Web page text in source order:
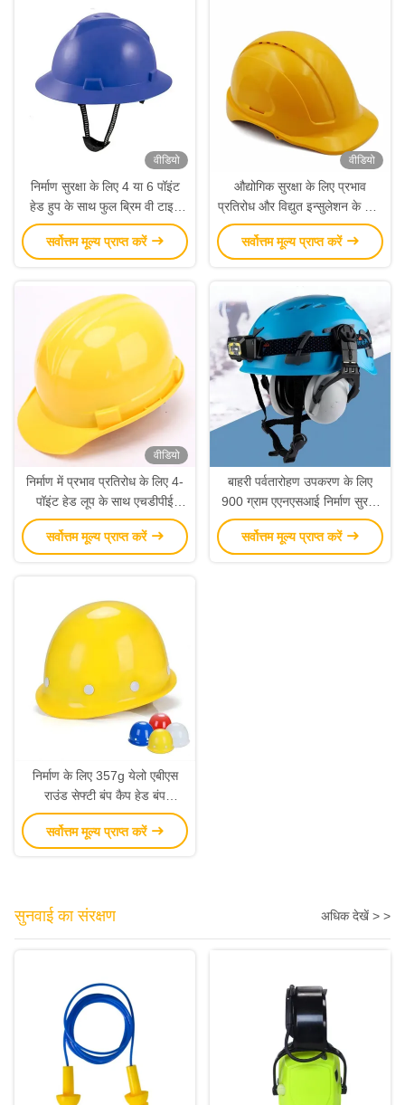
वीडियो
निर्माण सुरक्षा के लिए 4 या 6 पॉइंट
हेड हुप के साथ फुल ब्रिम वी टाइप
एबीएस प्रोटेक्टिव हार्ड हैट
सर्वोत्तम मूल्य प्राप्त करें
वीडियो
औद्योगिक सुरक्षा के लिए प्रभाव
प्रतिरोध और विद्युत इन्सुलेशन के साथ
ज्वाला मंदक वेल्डिंग हार्ड हैट
सर्वोत्तम मूल्य प्राप्त करें
वीडियो
निर्माण में प्रभाव प्रतिरोध के लिए 4-
पॉइंट हेड लूप के साथ एचडीपीई
सामग्री सुरक्षा बंप कैप
सर्वोत्तम मूल्य प्राप्त करें
बाहरी पर्वतारोहण उपकरण के लिए
900 ग्राम एएनएसआई निर्माण सुरक्षा
बंप कैप
सर्वोत्तम मूल्य प्राप्त करें
निर्माण के लिए 357g येलो एबीएस
राउंड सेफ्टी बंप कैप हेड बंप
प्रोटेक्शन 64 सेमी
सर्वोत्तम मूल्य प्राप्त करें
सुनवाई का संरक्षण अधिक देखें > >